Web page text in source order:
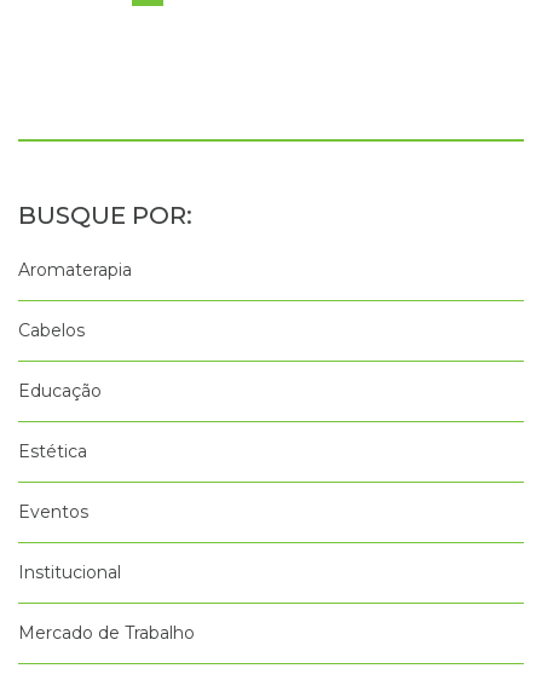
Aromaterapia
Cabelos
Educação
Estética
Eventos
Institucional
Mercado de Trabalho